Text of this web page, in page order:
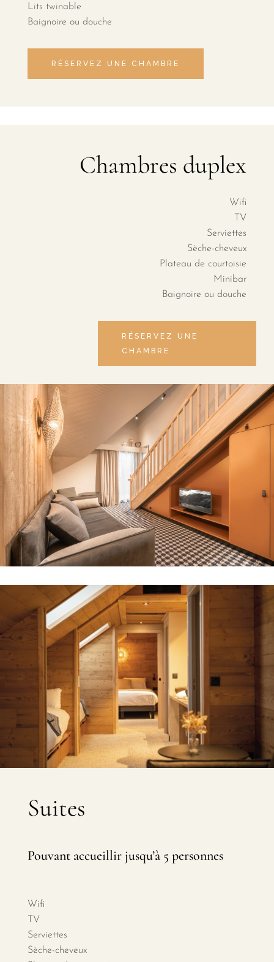
Lits twinable
Baignoire ou douche
RÉSERVEZ UNE CHAMBRE
Chambres duplex
Wifi
TV
Serviettes
Sèche-cheveux
Plateau de courtoisie
Minibar
Baignoire ou douche
RÉSERVEZ UNE
CHAMBRE
Suites
Pouvant accueillir jusqu’à 5 personnes
Wifi
TV
Serviettes
Sèche-cheveux